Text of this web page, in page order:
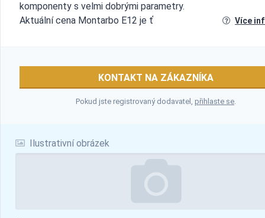
Ilustrativní obrázek
komponenty s velmi dobrými parametry.
Aktuální cena Montarbo E12 je ť
Více
KONTAKT NA ZÁKAZNÍKA
Pokud jste registrovaný dodavatel, přihlaste se.